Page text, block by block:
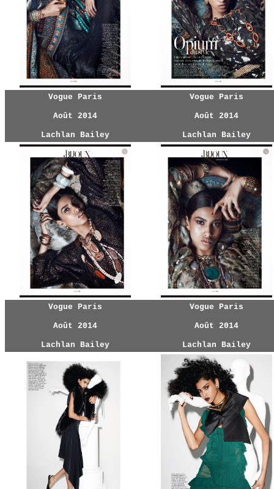
Vogue Paris
Août 2014
Lachlan Bailey
Vogue Paris
Août 2014
Lachlan Bailey
Vogue Paris
Août 2014
Lachlan Bailey
Vogue Paris
Août 2014
Lachlan Bailey